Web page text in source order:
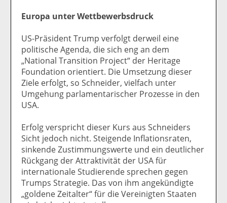
Europa unter Wettbewerbsdruck
US-Präsident Trump verfolgt derweil eine
politische Agenda, die sich eng an dem
„National Transition Project“ der Heritage
Foundation orientiert. Die Umsetzung dieser
Ziele erfolgt, so Schneider, vielfach unter
Umgehung parlamentarischer Prozesse in den
USA.
Erfolg verspricht dieser Kurs aus Schneiders
Sicht jedoch nicht. Steigende Inflationsraten,
sinkende Zustimmungswerte und ein deutlicher
Rückgang der Attraktivität der USA für
internationale Studierende sprechen gegen
Trumps Strategie. Das von ihm angekündigte
„goldene Zeitalter“ für die Vereinigten Staaten